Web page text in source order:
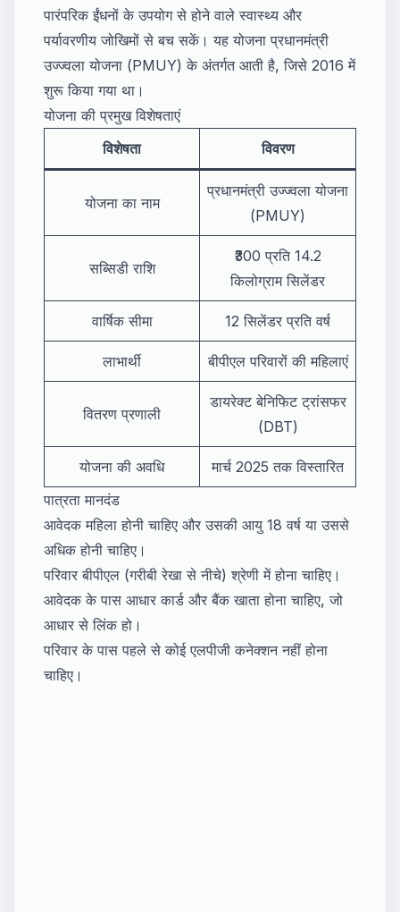
पारंपरिक ईंधनों के उपयोग से होने वाले स्वास्थ्य और
पर्यावरणीय जोखिमों से बच सकें। यह योजना प्रधानमंत्री
उज्ज्वला योजना (PMUY) के अंतर्गत आती है, जिसे 2016 में
शुरू किया गया था।
योजना की प्रमुख विशेषताएं
विशेषता
विवरण
योजना का नाम
प्रधानमंत्री उज्ज्वला योजना
(PMUY)
सब्सिडी राशि
₹300 प्रति 14.2
किलोग्राम सिलेंडर
वार्षिक सीमा 12 सिलेंडर प्रति वर्ष
लाभार्थी बीपीएल परिवारों की महिलाएं
वितरण प्रणाली
डायरेक्ट बेनिफिट ट्रांसफर
(DBT)
योजना की अवधि
मार्च 2025 तक विस्तारित
पात्रता मानदंड
आवेदक महिला होनी चाहिए और उसकी आयु 18 वर्ष या उससे
अधिक होनी चाहिए।
परिवार बीपीएल (गरीबी रेखा से नीचे) श्रेणी में होना चाहिए।
आवेदक के पास आधार कार्ड और बैंक खाता होना चाहिए, जो
आधार से लिंक हो।
परिवार के पास पहले से कोई एलपीजी कनेक्शन नहीं होना
चाहिए।